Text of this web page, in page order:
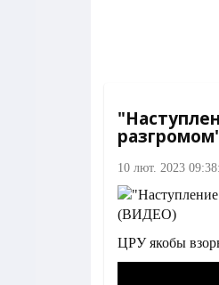
10 лют. 2023
ЦРУ якобы